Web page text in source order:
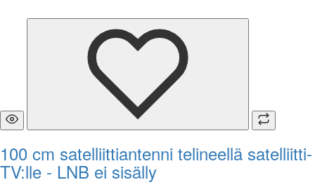
100 cm satelliittiantenni telineellä satelliitti-
TV:lle - LNB ei sisälly